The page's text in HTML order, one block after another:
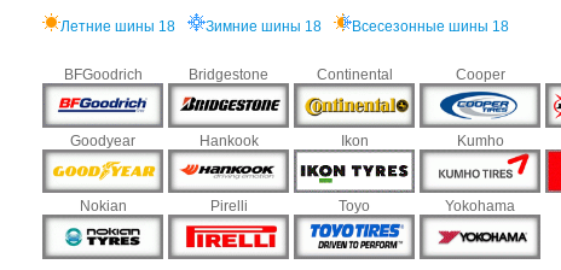
Летние шины 18 Зимние шины 18 Всесезонные шины 18
BFGoodrich Bridgestone Continental Cooper
Goodyear Hankook Ikon Kumho
Nokian Pirelli Toyo Yokohama